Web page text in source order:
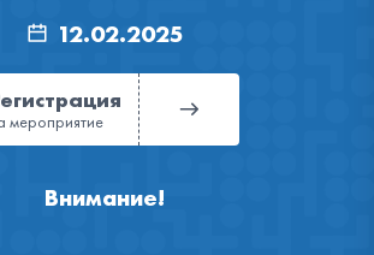
12.02.2025
мероприятие
Внимание!